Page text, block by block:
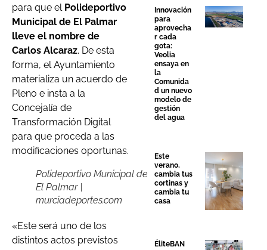
para que el Polideportivo
Municipal de El Palmar
lleve el nombre de
Carlos Alcaraz. De esta
forma, el Ayuntamiento
materializa un acuerdo de
Pleno e insta a la
Concejalía de
Transformación Digital
para que proceda a las
modificaciones oportunas.
Polideportivo Municipal de
El Palmar |
murciadeportes.com
«Este será uno de los
distintos actos previstos
Innovación
para
aprovecha
r cada
gota:
Veolia
ensaya en
la
Comunida
d un nuevo
modelo de
gestión
del agua
Este
verano,
cambia tus
cortinas y
cambia tu
casa
ÉliteBAN